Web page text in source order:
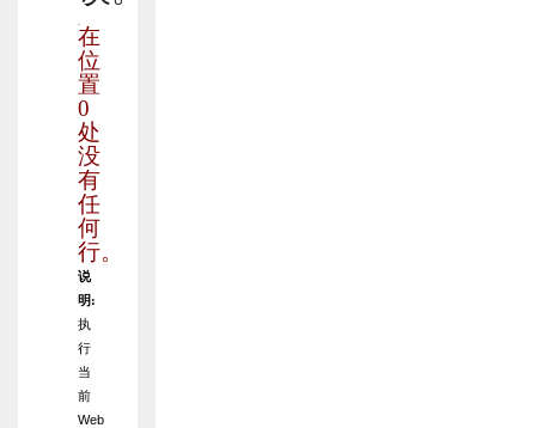
在
位
置
0
处
没
有
任
何
行。
说
明:
执
行
当
前
Web